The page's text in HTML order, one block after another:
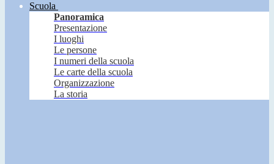
Scuola
Panoramica
Presentazione
I luoghi
Le persone
I numeri della scuola
Le carte della scuola
Organizzazione
La storia